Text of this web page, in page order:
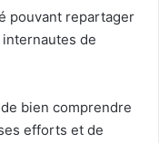
pouvant repartager
de
bien comprendre
efforts et de